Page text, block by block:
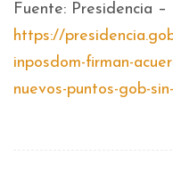
Fuente: Presidencia –
https://
inposdom-firman-
nuevos-puntos-gob-